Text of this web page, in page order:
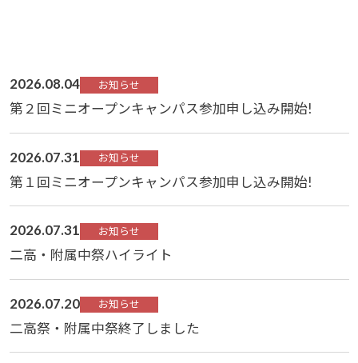
2026.08.04 お知らせ
第２回ミニオープンキャンパス参加申し込み開始!
2026.07.31 お知らせ
第１回ミニオープンキャンパス参加申し込み開始!
2026.07.31 お知らせ
二高・附属中祭ハイライト
2026.07.20 お知らせ
二高祭・附属中祭終了しました